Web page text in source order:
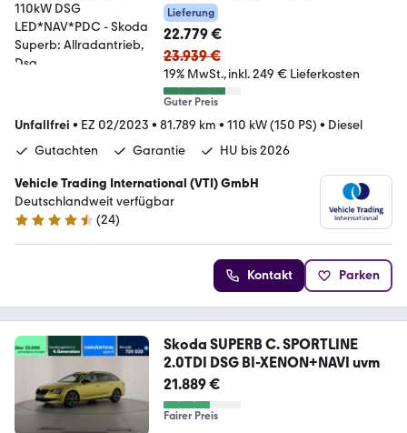
Lieferung
22.779 €
23.939 €
19% MwSt. inkl. 249 € Lieferkosten
Guter Preis
Unfallfrei • EZ 02/2023 • 81.789 km • 110 kW (150 PS) • Diesel
Gutachten
Garantie HU bis 2026
Vehicle Trading International (VTI) GmbH
Deutschlandweit verfügbar
4.4 Sterne
(24)
Kontakt Parken
Skoda SUPERB C. SPORTLINE
2.0TDI DSG BI-XENON+NAVI uvm
21.889 €
Fairer Preis